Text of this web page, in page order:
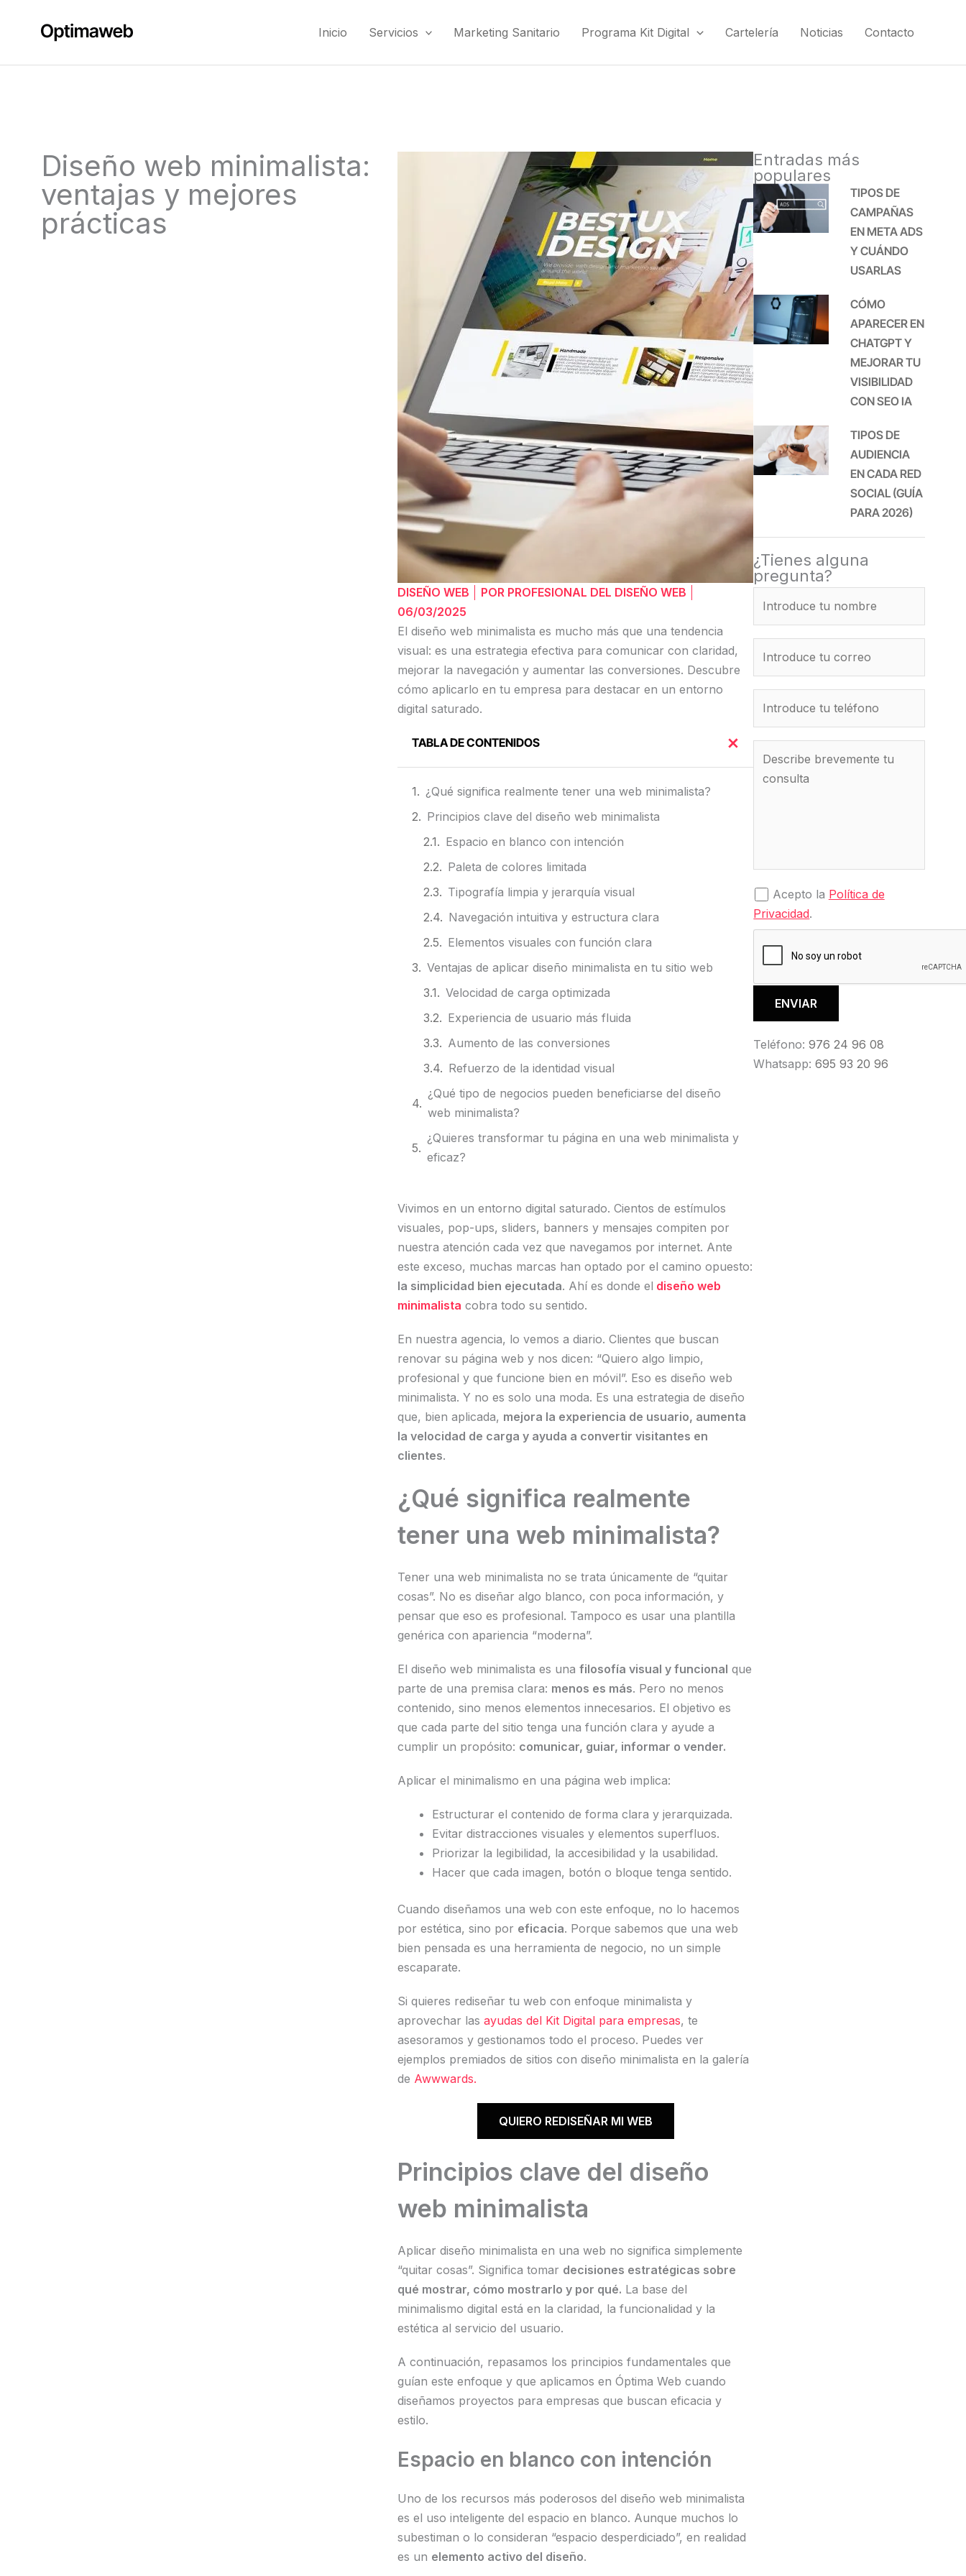
Inicio Servicios Marketing Sanitario Programa Kit Digital Cartelería Noticias Contacto
Diseño web minimalista:
ventajas y mejores
prácticas
DISEÑO WEB PORPROFESIONAL DEL DISEÑO WEB
06/03/2025
El diseño web minimalista es mucho más que una tendencia
visual: es una estrategia efectiva para comunicar con claridad,
mejorar la navegación y aumentar las conversiones. Descubre
cómo aplicarlo en tu empresa para destacar en un entorno
digital saturado.
TABLA DE CONTENIDOS
¿Qué significa realmente tener una web minimalista?
Principios clave del diseño web minimalista
Espacio en blanco con intención
Paleta de colores limitada
Tipografía limpia y jerarquía visual
Navegación intuitiva y estructura clara
Elementos visuales con función clara
Ventajas de aplicar diseño minimalista en tu sitio web
Velocidad de carga optimizada
Experiencia de usuario más fluida
Aumento de las conversiones
Refuerzo de la identidad visual
¿Qué tipo de negocios pueden beneficiarse del diseño
web minimalista?
¿Quieres transformar tu página en una web minimalista y
eficaz?
Vivimos en un entorno digital saturado. Cientos de estímulos
visuales, pop-ups, sliders, banners y mensajes compiten por
nuestra atención cada vez que navegamos por internet. Ante
este exceso, muchas marcas han optado por el camino opuesto:
la simplicidad bien ejecutada. Ahí es donde el diseño web
minimalista cobra todo su sentido.
En nuestra agencia, lo vemos a diario. Clientes que buscan
renovar su página web y nos dicen: “Quiero algo limpio,
profesional y que funcione bien en móvil”. Eso es diseño web
minimalista. Y no es solo una moda. Es una estrategia de diseño
que, bien aplicada, mejora la experiencia de usuario, aumenta
la velocidad de carga y ayuda a convertir visitantes en
clientes.
¿Qué significa realmente
tener una web minimalista?
Tener una web minimalista no se trata únicamente de “quitar
cosas”. No es diseñar algo blanco, con poca información, y
pensar que eso es profesional. Tampoco es usar una plantilla
genérica con apariencia “moderna”.
El diseño web minimalista es una filosofía visual y funcional que
parte de una premisa clara: menos es más. Pero no menos
contenido, sino menos elementos innecesarios. El objetivo es
que cada parte del sitio tenga una función clara y ayude a
cumplir un propósito: comunicar, guiar, informar o vender.
Aplicar el minimalismo en una página web implica:
Estructurar el contenido de forma clara y jerarquizada.
Evitar distracciones visuales y elementos superfluos.
Priorizar la legibilidad, la accesibilidad y la usabilidad.
Hacer que cada imagen, botón o bloque tenga sentido.
Cuando diseñamos una web con este enfoque, no lo hacemos
por estética, sino por eficacia. Porque sabemos que una web
bien pensada es una herramienta de negocio, no un simple
escaparate.
Si quieres rediseñar tu web con enfoque minimalista y
aprovechar las ayudas del Kit Digital para empresas, te
asesoramos y gestionamos todo el proceso. Puedes ver
ejemplos premiados de sitios con diseño minimalista en la galería
de Awwwards.
QUIERO REDISEÑAR MI WEB
Principios clave del diseño
web minimalista
Aplicar diseño minimalista en una web no significa simplemente
“quitar cosas”. Significa tomar decisiones estratégicas sobre
qué mostrar, cómo mostrarlo y por qué. La base del
minimalismo digital está en la claridad, la funcionalidad y la
estética al servicio del usuario.
A continuación, repasamos los principios fundamentales que
guían este enfoque y que aplicamos en Óptima Web cuando
diseñamos proyectos para empresas que buscan eficacia y
estilo.
Espacio en blanco con intención
Uno de los recursos más poderosos del diseño web minimalista
es el uso inteligente del espacio en blanco. Aunque muchos lo
subestiman o lo consideran “espacio desperdiciado”, en realidad
es un elemento activo del diseño.
Entradas más
populares
TIPOS DE
CAMPAÑAS
EN META ADS
Y CUÁNDO
USARLAS
CÓMO
APARECER EN
CHATGPT Y
MEJORAR TU
VISIBILIDAD
CON SEO IA
TIPOS DE
AUDIENCIA
EN CADA RED
SOCIAL (GUÍA
PARA 2026)
¿Tienes alguna
pregunta?
Acepto la Política de
Privacidad.
Teléfono:976 24 96 08
Whatsapp:695 93 20 96